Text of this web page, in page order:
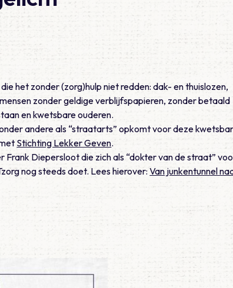
het zonder (zorg)hulp niet redden: dak- en thuislozen,
zonder geldige verblijfspapieren, zonder betaald
en kwetsbare ouderen.
andere als “straatarts” opkomt voor deze
Stichting Lekker Geven.
Diepersloot die zich als “dokter van de straat”
nog steeds doet. Lees hierover:Van junkentunnel